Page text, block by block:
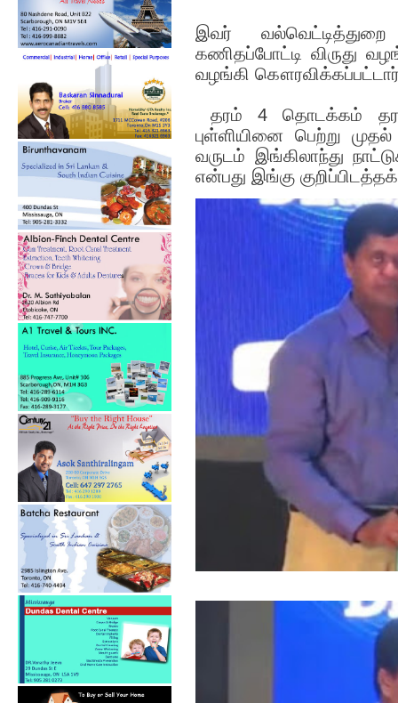
இவர்
கணிதப்போட்டி விருது
வழங்கி
தரம் 4 தொடக்கம் தரம்
புள்ளியினை பெற்று
வருடம் இங்கிலாந்து
என்பது இங்கு